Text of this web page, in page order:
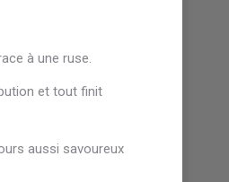
à une ruse.
et tout finit
aussi savoureux